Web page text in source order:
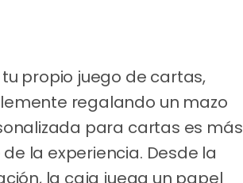
propio juego de cartas,
regalando un mazo
para cartas es más
la experiencia. Desde la
la caja juega un papel